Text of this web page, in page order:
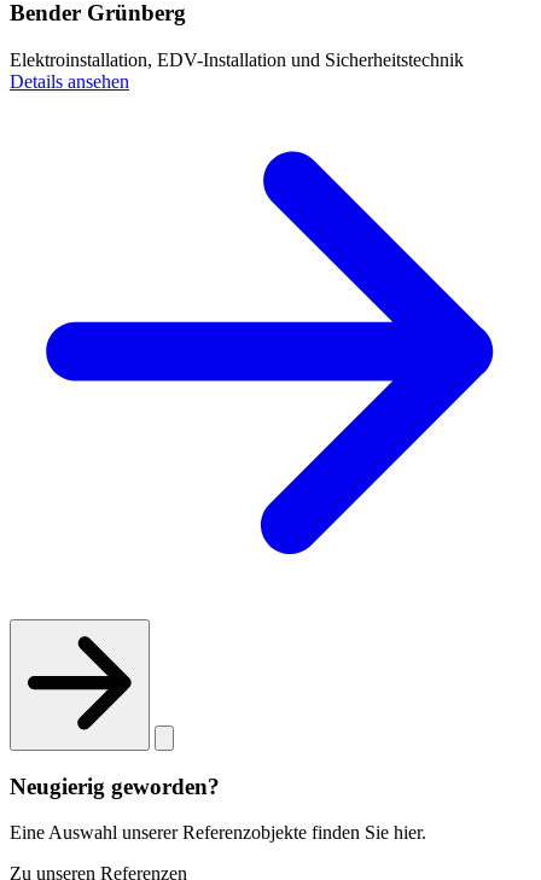
Bender Grünberg
Elektroinstallation, EDV-Installation und Sicherheitstechnik
Details ansehen
Neugierig geworden?
Eine Auswahl unserer Referenzobjekte finden Sie hier.
Zu unseren Referenzen